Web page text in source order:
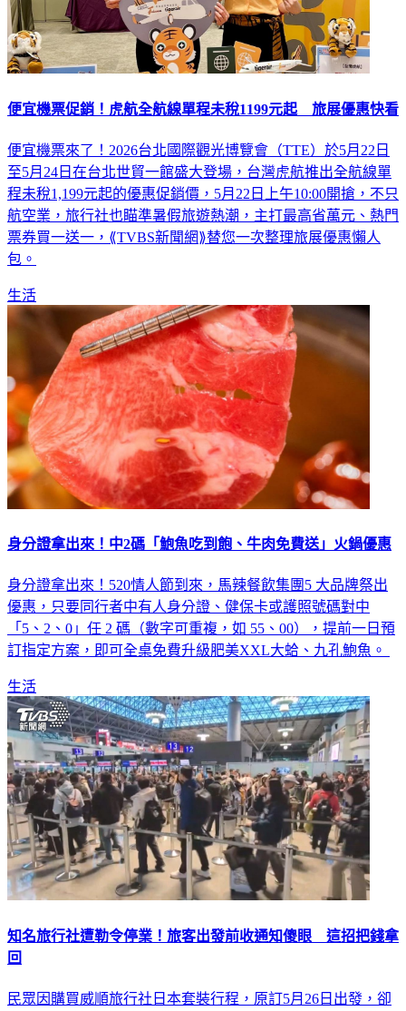
便宜機票促銷！虎航全航線單程未稅1199元起 旅展優惠快看
便宜機票來了！2026台北國際觀光博覽會（TTE）於5月22日
至5月24日在台北世貿一館盛大登場，台灣虎航推出全航線單
程未稅1,199元起的優惠促銷價，5月22日上午10:00開搶，不只
航空業，旅行社也瞄準暑假旅遊熱潮，主打最高省萬元、熱門
票券買一送一，⟪TVBS新聞網⟫替您一次整理旅展優惠懶人
包。
生活
身分證拿出來！中2碼「鮑魚吃到飽、牛肉免費送」火鍋優惠
身分證拿出來！520情人節到來，馬辣餐飲集團5 大品牌祭出
優惠，只要同行者中有人身分證、健保卡或護照號碼對中
「5、2、0」任 2 碼（數字可重複，如 55、00），提前一日預
訂指定方案，即可全桌免費升級肥美XXL大蛤、九孔鮑魚。
生活
知名旅行社遭勒令停業！旅客出發前收通知傻眼 這招把錢拿
回
民眾因購買威順旅行社日本套裝行程，原訂5月26日出發，卻